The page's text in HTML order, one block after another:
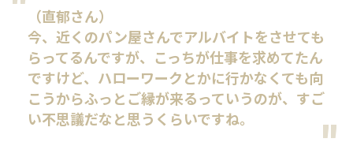
（直郁さん）
今、近くのパン屋さんでアルバイトをさせても
らってるんですが、こっちが仕事を求めてたん
ですけど、ハローワークとかに行かなくても向
こうからふっとご縁が来るっていうのが、すご
い不思議だなと思うくらいですね。